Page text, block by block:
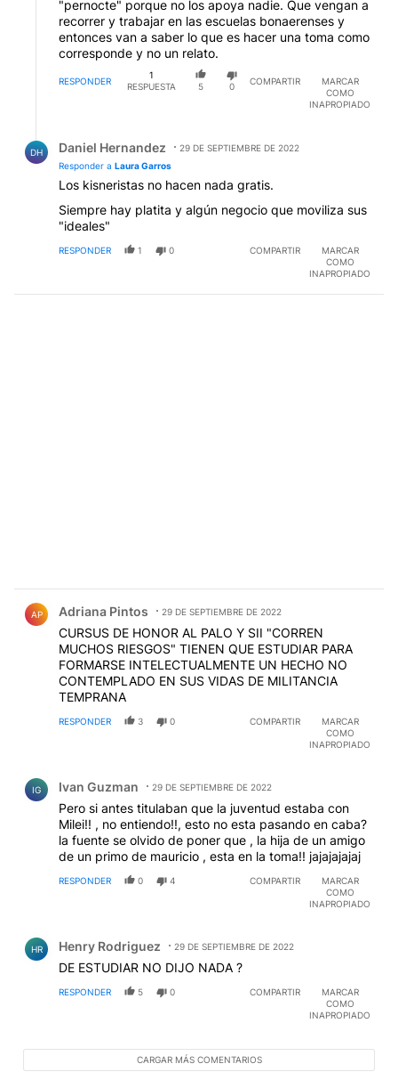
"pernocte" porque no los apoya nadie. Que vengan a
recorrer y trabajar en las escuelas bonaerenses y
entonces van a saber lo que es hacer una toma como
corresponde y no un relato.
RESPONDER
1
RESPUESTA
5 0
COMPARTIR
MARCAR
COMO
INAPROPIADO
DH Daniel Hernandez
29 DE SEPTIEMBRE DE 2022
Responder a Laura Garros
Los kisneristas no hacen nada gratis.
Siempre hay platita y algún negocio que moviliza sus
"ideales"
RESPONDER 1 0 COMPARTIR
MARCAR
COMO
INAPROPIADO
AP Adriana Pintos 29 DE SEPTIEMBRE DE 2022
CURSUS DE HONOR AL PALO Y SII "CORREN
MUCHOS RIESGOS" TIENEN QUE ESTUDIAR PARA
FORMARSE INTELECTUALMENTE UN HECHO NO
CONTEMPLADO EN SUS VIDAS DE MILITANCIA
TEMPRANA
RESPONDER 3 0 COMPARTIR
MARCAR
COMO
INAPROPIADO
IG Ivan Guzman 29 DE SEPTIEMBRE DE 2022
Pero si antes titulaban que la juventud estaba con
Milei!! , no entiendo!!, esto no esta pasando en caba?
la fuente se olvido de poner que , la hija de un amigo
de un primo de mauricio , esta en la toma!! jajajajajaj
RESPONDER 0 4 COMPARTIR
MARCAR
COMO
INAPROPIADO
HR Henry Rodriguez 29 DE SEPTIEMBRE DE 2022
DE ESTUDIAR NO DIJO NADA ?
RESPONDER 5 0 COMPARTIR
MARCAR
COMO
INAPROPIADO
CARGAR MÁS COMENTARIOS